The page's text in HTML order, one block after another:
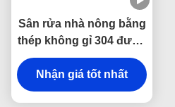
Sân rửa nhà nông bằng
thép không gỉ 304 được
làm bằng tay với chất
giảm âm thanh & chống
ngưng tụ và thiết kế mặt
Nhận giá tốt nhất